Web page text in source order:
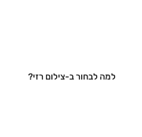
למה לבחור ב-צילום רזי?